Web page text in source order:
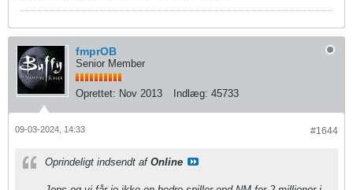
fmprOB
Senior Member
Oprettet: Nov 2013 Indlæg: 45733
#1644
09-03-2024, 14:33
Oprindeligt indsendt af Online